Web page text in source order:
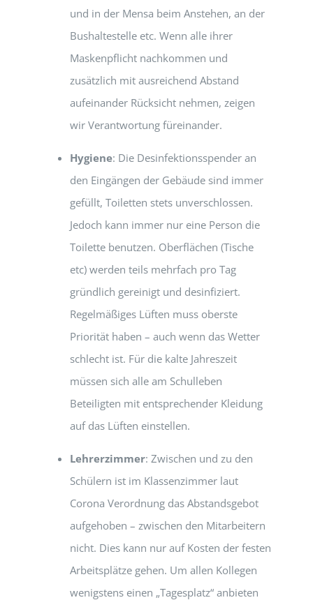
und in der Mensa beim Anstehen, an der
Bushaltestelle etc. Wenn alle ihrer
Maskenpflicht nachkommen und
zusätzlich mit ausreichend Abstand
aufeinander Rücksicht nehmen, zeigen
wir Verantwortung füreinander.
Hygiene: Die Desinfektionsspender an
den Eingängen der Gebäude sind immer
gefüllt, Toiletten stets unverschlossen.
Jedoch kann immer nur eine Person die
Toilette benutzen. Oberflächen (Tische
etc) werden teils mehrfach pro Tag
gründlich gereinigt und desinfiziert.
Regelmäßiges Lüften muss oberste
Priorität haben – auch wenn das Wetter
schlecht ist. Für die kalte Jahreszeit
müssen sich alle am Schulleben
Beteiligten mit entsprechender Kleidung
auf das Lüften einstellen.
Lehrerzimmer: Zwischen und zu den
Schülern ist im Klassenzimmer laut
Corona Verordnung das Abstandsgebot
aufgehoben – zwischen den Mitarbeitern
nicht. Dies kann nur auf Kosten der festen
Arbeitsplätze gehen. Um allen Kollegen
wenigstens einen „Tagesplatz“ anbieten